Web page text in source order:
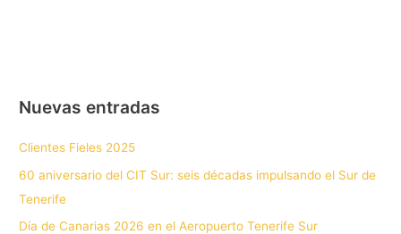
Nuevas entradas
Clientes Fieles 2025
60 aniversario del CIT Sur: seis décadas impulsando el Sur de
Tenerife
Día de Canarias 2026 en el Aeropuerto Tenerife Sur